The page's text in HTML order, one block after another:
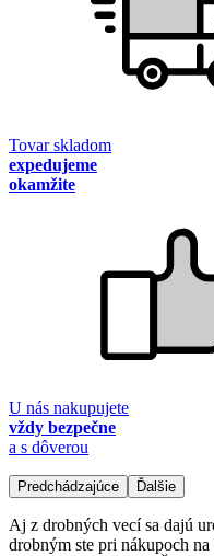
Tovar skladom
expedujeme
okamžite
U nás nakupujete
vždy bezpečne
a s dôverou
Predchádzajúce Ďalšie
Aj z drobných vecí sa dajú
drobným ste pri nákupoch